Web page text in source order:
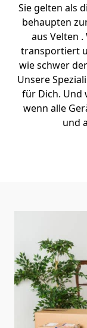
Sie gelten als
behaupten
aus Velten
transportiert
wie schwer
Unsere
für Dich. Und
wenn alle
und